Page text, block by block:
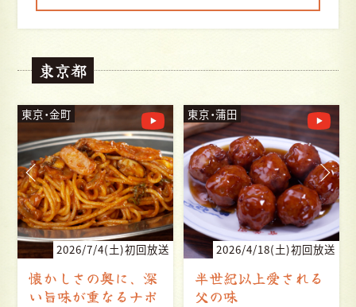
東京都
東京・蒲田
2026/4/18(土)初回放送
半世紀以上愛される
父の味
東京・経堂
2026/4/4(土)初回放送
世田谷から目指す 第
三のライス